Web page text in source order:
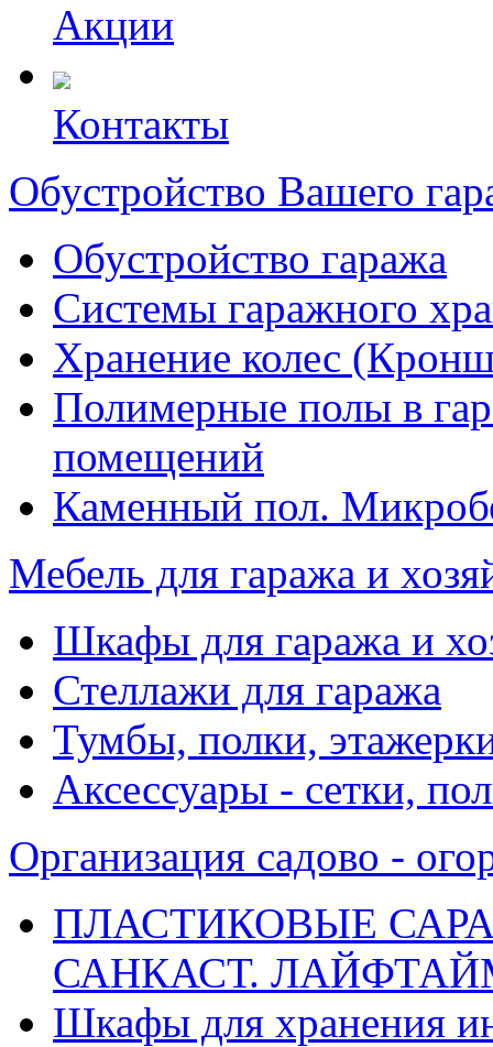
Акции
Контакты
Обустройство Вашего
Обустройство гаража
Системы гаражного
Хранение колес
Полимерные полы в
помещений
Каменный пол.
Мебель для гаража и
Шкафы для гаража и
Стеллажи для гаража
Тумбы, полки,
Аксессуары - сетки,
Организация садово -
ПЛАСТИКОВЫЕ
САНКАСТ. ЛАЙФТАЙМ.
Шкафы для хранения